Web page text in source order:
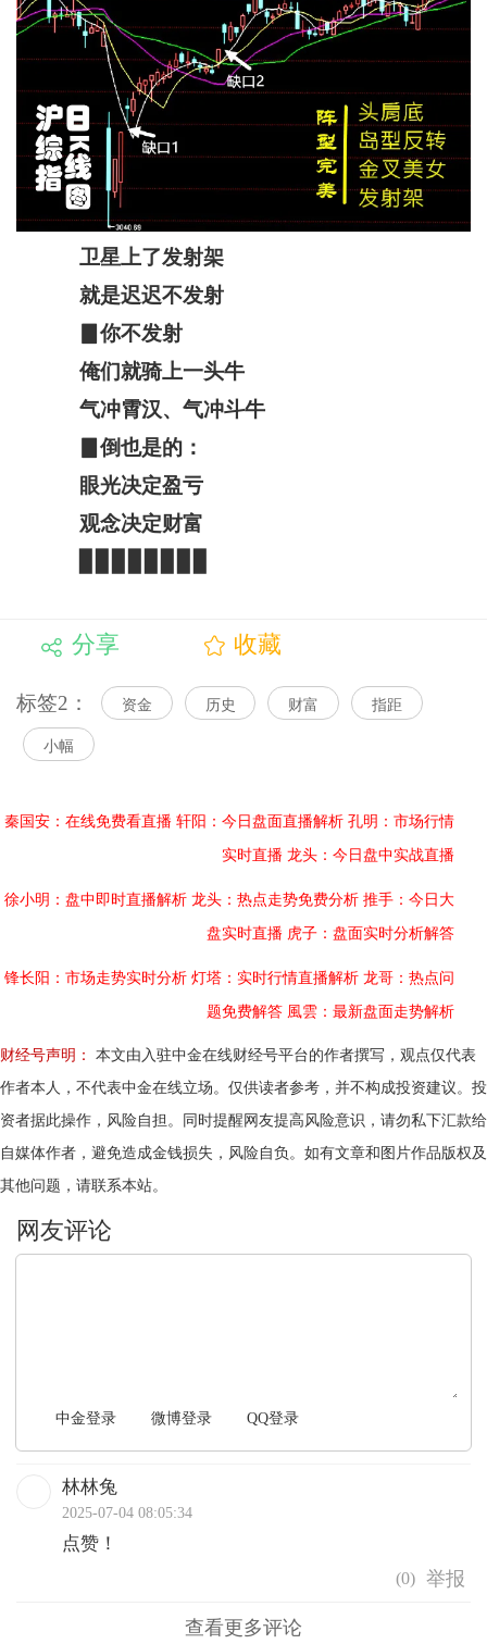
卫星上了发射架
就是迟迟不发射
▊你不发射
俺们就骑上一头牛
气冲霄汉、气冲斗牛
▊倒也是的：
眼光决定盈亏
观念决定财富
分享 收藏
标签2： 资金 历史 财富 指距
小幅
秦国安：在线免费看直播 轩阳：今日盘面直播解析 孔明：市场行情
实时直播 龙头：今日盘中实战直播
徐小明：盘中即时直播解析 龙头：热点走势免费分析 推手：今日大
盘实时直播 虎子：盘面实时分析解答
锋长阳：市场走势实时分析 灯塔：实时行情直播解析 龙哥：热点问
题免费解答 風雲：最新盘面走势解析
财经号声明：
本文由入驻中金在线财经号平台的作者撰写，观点仅代表
作者本人，不代表中金在线立场。仅供读者参考，并不构成投资建议。投
资者据此操作，风险自担。同时提醒网友提高风险意识，请勿私下汇款给
自媒体作者，避免造成金钱损失，风险自负。如有文章和图片作品版权及
其他问题，请联系本站。
中金登录 微博登录 QQ登录
林林兔
2025-07-04 08:05:34
点赞！
(0)
查看更多评论